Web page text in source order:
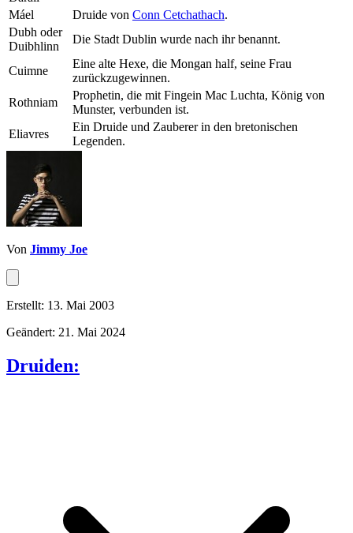
Máel Druide von Conn Cetchathach.
Dubh oder
Duibhlinn
Die Stadt Dublin wurde nach ihr benannt.
Cuimne
Eine alte Hexe, die Mongan half, seine Frau
zurückzugewinnen.
Rothniam
Prophetin, die mit Fingein Mac Luchta, König von
Munster, verbunden ist.
Eliavres
Ein Druide und Zauberer in den bretonischen
Legenden.
Von Jimmy Joe
Erstellt: 13. Mai 2003
Geändert: 21. Mai 2024
Druiden: